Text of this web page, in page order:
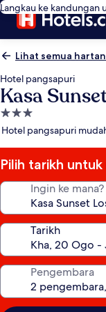
Langkau ke kandungan
Lihat semua
Hotel pangsapuri
Kasa
Hartanah
3.0
Hotel pangsapuri
Pilih tarikh
Ingin ke mana?
Tarikh
Pengembara